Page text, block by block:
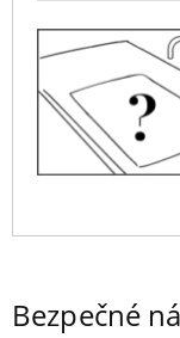
Bezpečné